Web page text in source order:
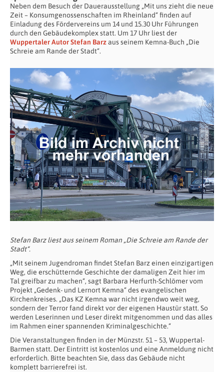
Neben dem Besuch der Dauerausstellung „Mit uns zieht die neue
Zeit – Konsumgenossenschaften im Rheinland“ finden auf
Einladung des Fördervereins um 14 und 15.30 Uhr Führungen
durch den Gebäudekomplex statt. Um 17 Uhr liest der
Wuppertaler Autor Stefan Barzaus seinem Kemna-Buch „Die
Schreie am Rande der Stadt“.
Stefan Barz liest aus seinem Roman „Die Schreie am Rande der
Stadt“.
„Mit seinem Jugendroman findet Stefan Barz einen einzigartigen
Weg, die erschütternde Geschichte der damaligen Zeit hier im
Tal greifbar zu machen“, sagt Barbara Herfurth-Schlömer vom
Projekt „Gedenk- und Lernort Kemna“ des evangelischen
Kirchenkreises. „Das KZ Kemna war nicht irgendwo weit weg,
sondern der Terror fand direkt vor der eigenen Haustür statt. So
werden Leserinnen und Leser direkt mitgenommen und das alles
im Rahmen einer spannenden Kriminalgeschichte.“
Die Veranstaltungen finden in der Münzstr. 51 – 53, Wuppertal-
Barmen statt. Der Eintritt ist kostenlos und eine Anmeldung nicht
erforderlich. Bitte beachten Sie, dass das Gebäude nicht
komplett barrierefrei ist.